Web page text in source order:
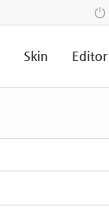
Skin Editor